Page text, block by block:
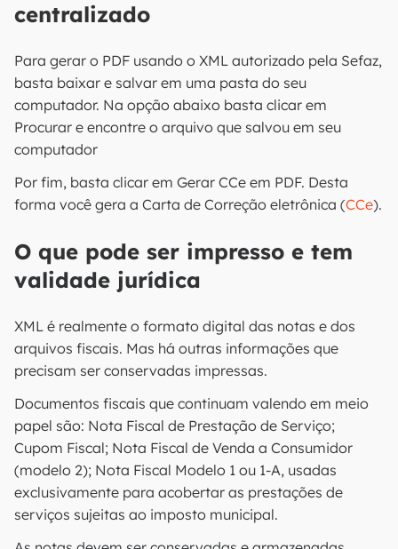
centralizado
Para gerar o PDF usando o XML autorizado pela Sefaz,
basta baixar e salvar em uma pasta do seu
computador. Na opção abaixo basta clicar em
Procurar e encontre o arquivo que salvou em seu
computador
Por fim, basta clicar em Gerar CCe em PDF. Desta
forma você gera a Carta de Correção eletrônica (CCe).
O que pode ser impresso e tem
validade jurídica
XML é realmente o formato digital das notas e dos
arquivos fiscais. Mas há outras informações que
precisam ser conservadas impressas.
Documentos fiscais que continuam valendo em meio
papel são: Nota Fiscal de Prestação de Serviço;
Cupom Fiscal; Nota Fiscal de Venda a Consumidor
(modelo 2); Nota Fiscal Modelo 1 ou 1-A, usadas
exclusivamente para acobertar as prestações de
serviços sujeitas ao imposto municipal.